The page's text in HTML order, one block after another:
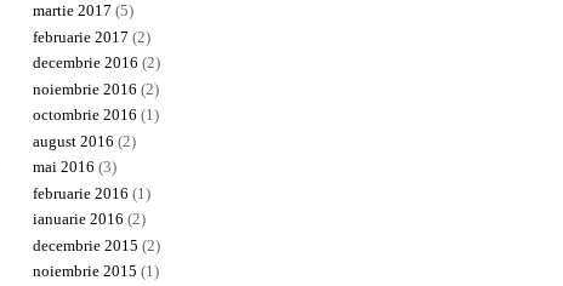
martie 2017 (5)
februarie 2017 (2)
decembrie 2016 (2)
noiembrie 2016 (2)
octombrie 2016 (1)
august 2016 (2)
mai 2016 (3)
februarie 2016 (1)
ianuarie 2016 (2)
decembrie 2015 (2)
noiembrie 2015 (1)